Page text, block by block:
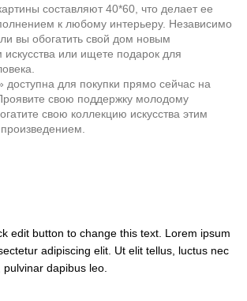
составляют 40*60, что делает ее
к любому интерьеру. Независимо
ли вы обогатить свой дом новым
искусства или ищете подарок для
доступна для покупки прямо сейчас на
свою поддержку молодому
свою коллекцию искусства этим
edit button to change this text. Lorem ipsum
adipiscing elit. Ut elit tellus, luctus nec
dapibus leo.